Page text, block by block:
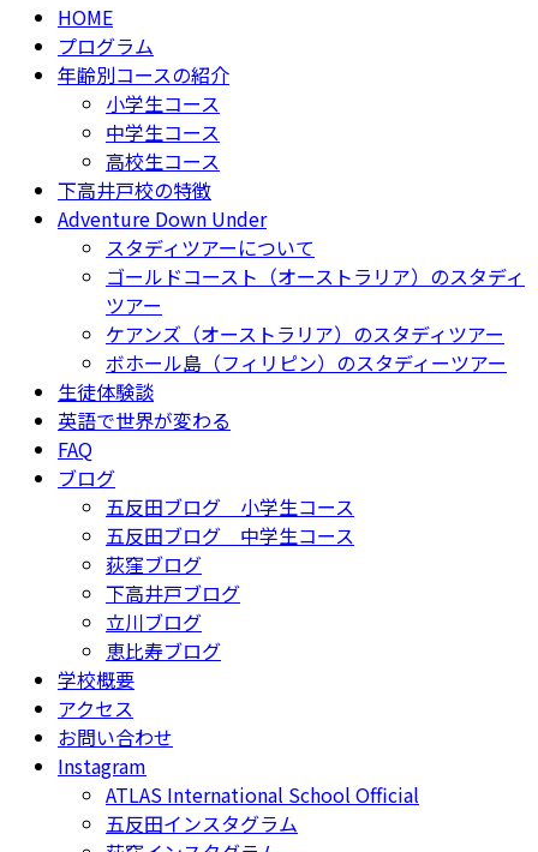
HOME
プログラム
年齢別コースの紹介
小学生コース
中学生コース
高校生コース
下高井戸校の特徴
Adventure Down Under
スタディツアーについて
ゴールドコースト（オーストラリア）のスタディ
ツアー
ケアンズ（オーストラリア）のスタディツアー
ボホール島（フィリピン）のスタディーツアー
生徒体験談
英語で世界が変わる
FAQ
ブログ
五反田ブログ 小学生コース
五反田ブログ 中学生コース
荻窪ブログ
下高井戸ブログ
立川ブログ
恵比寿ブログ
学校概要
アクセス
お問い合わせ
Instagram
ATLAS International School Official
五反田インスタグラム